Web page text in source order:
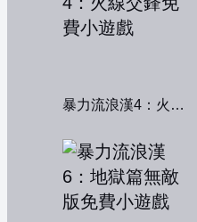
暴力流浪漢4：火線交鋒